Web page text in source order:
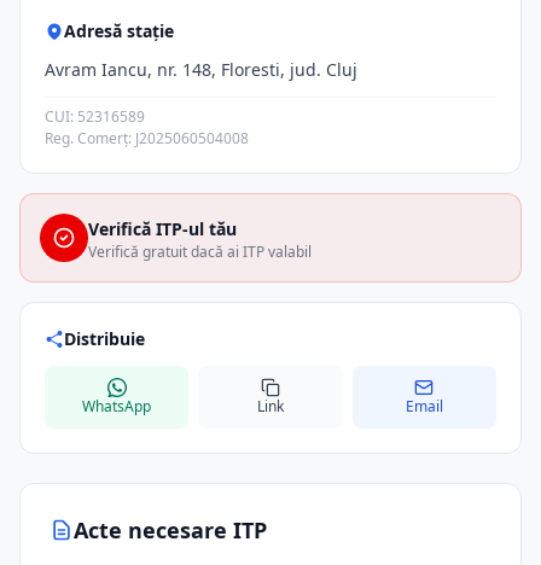
Acte necesare ITP
Adresă stație
Avram Iancu, nr. 148, Floresti, jud. Cluj
CUI: 52316589
Reg. Comerț: J2025060504008
Verifică ITP-ul tău
Verifică gratuit dacă ai ITP valabil
Distribuie
WhatsApp Link Email